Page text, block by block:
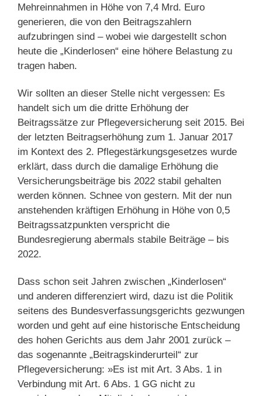
Mehreinnahmen in Höhe von 7,4 Mrd. Euro
generieren, die von den Beitragszahlern
aufzubringen sind – wobei wie dargestellt schon
heute die „Kinderlosen“ eine höhere Belastung zu
tragen haben.
Wir sollten an dieser Stelle nicht vergessen: Es
handelt sich um die dritte Erhöhung der
Beitragssätze zur Pflegeversicherung seit 2015. Bei
der letzten Beitragserhöhung zum 1. Januar 2017
im Kontext des 2. Pflegestärkungsgesetzes wurde
erklärt, dass durch die damalige Erhöhung die
Versicherungsbeiträge bis 2022 stabil gehalten
werden können. Schnee von gestern. Mit der nun
anstehenden kräftigen Erhöhung in Höhe von 0,5
Beitragssatzpunkten verspricht die
Bundesregierung abermals stabile Beiträge – bis
2022.
Dass schon seit Jahren zwischen „Kinderlosen“
und anderen differenziert wird, dazu ist die Politik
seitens des Bundesverfassungsgerichts gezwungen
worden und geht auf eine historische Entscheidung
des hohen Gerichts aus dem Jahr 2001 zurück –
das sogenannte „Beitragskinderurteil“ zur
Pflegeversicherung: »Es ist mit Art. 3 Abs. 1 in
Verbindung mit Art. 6 Abs. 1 GG nicht zu